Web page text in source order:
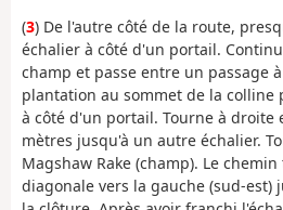
(3) De l'autre côté de la route,
échalier à côté d'un portail.
champ et passe entre un passage
plantation au sommet de la
à côté d'un portail. Tourne à droite
mètres jusqu'à un autre échalier.
Magshaw Rake (champ). Le
diagonale vers la gauche (sud-est)